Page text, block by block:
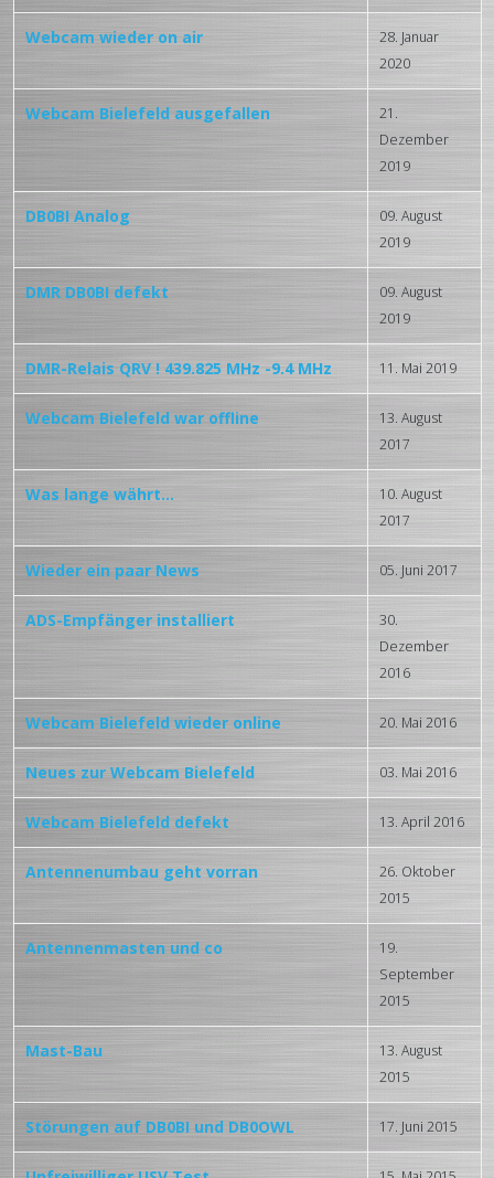
Webcam wieder on air
28. Januar
2020
Webcam Bielefeld ausgefallen
21.
Dezember
2019
DB0BI Analog
09. August
2019
DMR DB0BI defekt
09. August
2019
DMR-Relais QRV ! 439.825 MHz -9.4 MHz 11. Mai 2019
Webcam Bielefeld war offline
13. August
2017
Was lange währt...
10. August
2017
Wieder ein paar News 05. Juni 2017
ADS-Empfänger installiert
30.
Dezember
2016
Webcam Bielefeld wieder online 20. Mai 2016
Neues zur Webcam Bielefeld 03. Mai 2016
Webcam Bielefeld defekt 13. April 2016
Antennenumbau geht vorran
26. Oktober
2015
Antennenmasten und co
19.
September
2015
Mast-Bau
13. August
2015
Störungen auf DB0BI und DB0OWL 17. Juni 2015